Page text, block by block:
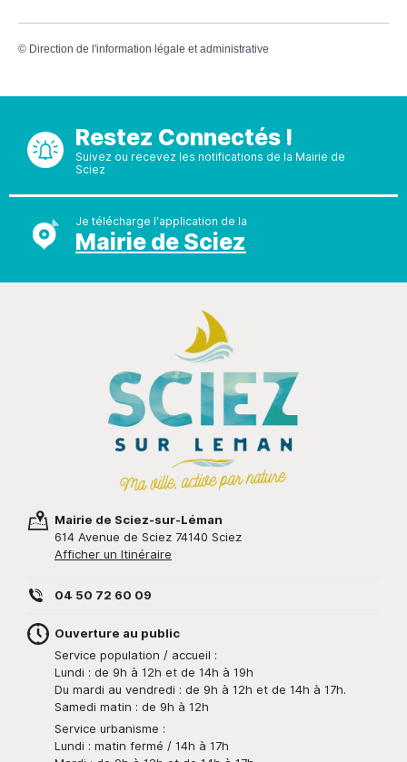
© Direction de l'information légale et administrative
Restez Connectés !
Suivez ou recevez les notifications de la Mairie de
Sciez
Je télécharge l'application de la
Mairie de Sciez
Mairie de Sciez-sur-Léman
614 Avenue de Sciez 74140 Sciez
Afficher un Itinéraire
04 50 72 60 09
Ouverture au public
Service population / accueil :
Lundi : de 9h à 12h et de 14h à 19h
Du mardi au vendredi : de 9h à 12h et de 14h à 17h.
Samedi matin : de 9h à 12h
Service urbanisme :
Lundi : matin fermé / 14h à 17h